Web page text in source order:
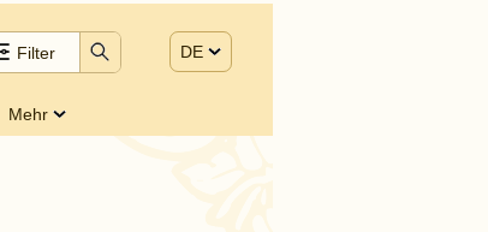
Filter DE
Mehr